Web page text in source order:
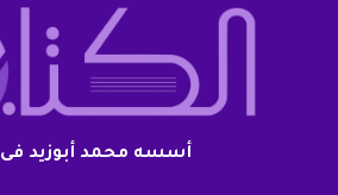
أسسه محمد أبوزيد فى 2007